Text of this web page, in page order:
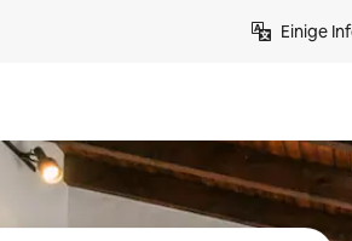
Einige